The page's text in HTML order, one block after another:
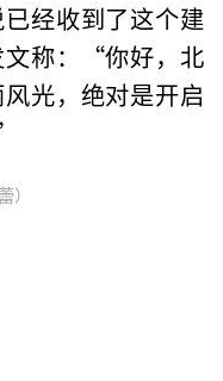
经收到了这个建
文称：“你好，北
光，绝对是开启
）